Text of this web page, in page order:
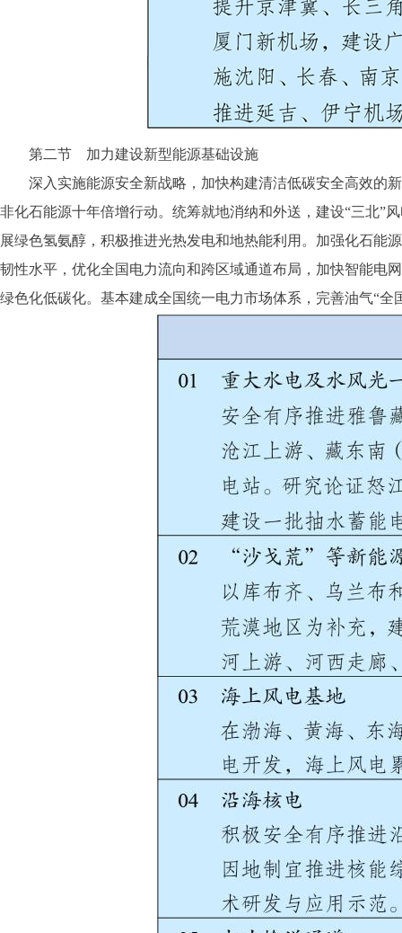
第二节 加力建设新型能源基础设施
深入实施能源安全新战略，加快构建清洁低碳安全高效的新
非化石能源十年倍增行动。统筹就地消纳和外送，建设“三北”
展绿色氢氨醇，积极推进光热发电和地热能利用。加强化石能
韧性水平，优化全国电力流向和跨区域通道布局，加快智能电
绿色化低碳化。基本建成全国统一电力市场体系，完善油气“全